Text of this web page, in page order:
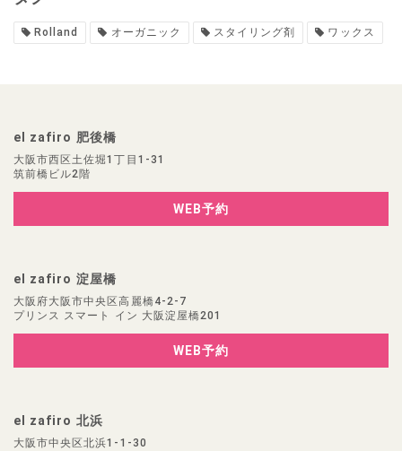
Rolland オーガニック スタイリング剤 ワックス
el zafiro 肥後橋
大阪市西区土佐堀1丁目1-31
筑前橋ビル2階
WEB予約
el zafiro 淀屋橋
大阪府大阪市中央区高麗橋4-2-7
プリンス スマート イン 大阪淀屋橋201
WEB予約
el zafiro 北浜
大阪市中央区北浜1-1-30